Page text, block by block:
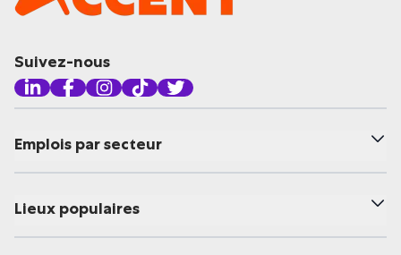
Suivez-nous
Emplois par secteur
Lieux populaires